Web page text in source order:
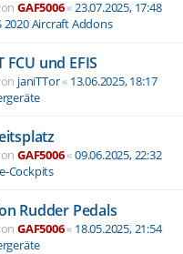
GAF5006« 23.07.2025, 17:48
2020 Aircraft Addons
FCU und EFIS
janiTTor« 13.06.2025, 18:17
GAF5006«09.06.2025, 22:32
Cockpits
Rudder Pedals
GAF5006« 18.05.2025, 21:54